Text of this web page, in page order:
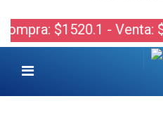
- Venta: $1521.1 |